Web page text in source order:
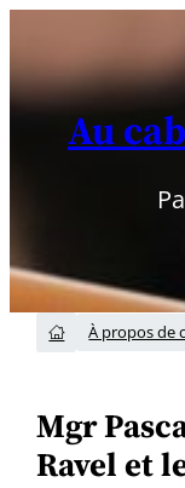
contenu
Au
 À propos de
Mgr
Ravel et